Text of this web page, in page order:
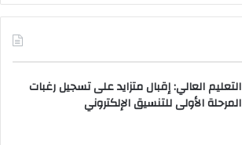
التعليم العالي: إقبال متزايد على تسجيل رغبات
المرحلة الأولى للتنسيق الإلكتروني